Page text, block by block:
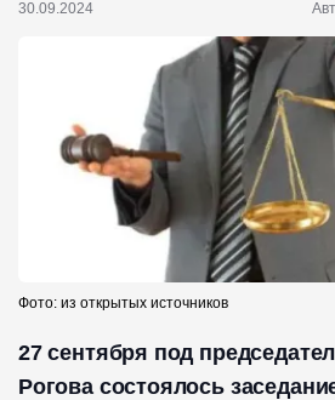
30.09.2024
Фото: из открытых источников
27 сентября под
Рогова состоялось